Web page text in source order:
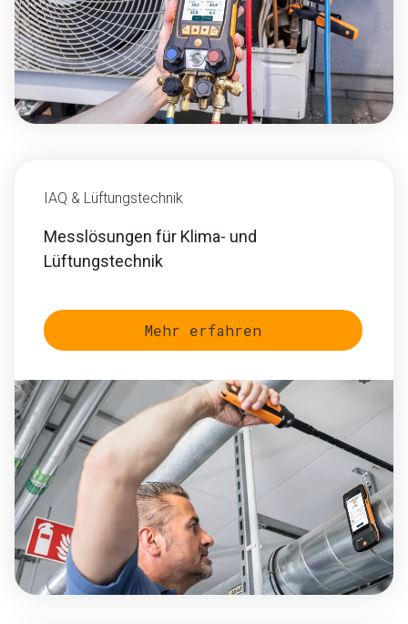
IAQ & Lüftungstechnik
Messlösungen für Klima- und
Lüftungstechnik
Mehr erfahren